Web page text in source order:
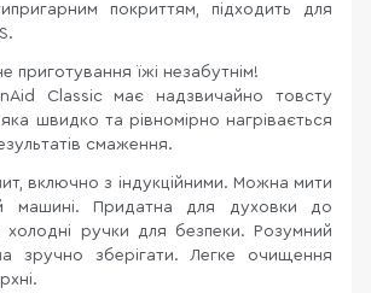
покриттям, підходить для
приготування їжі незабутнім!
Classic має надзвичайно товсту
швидко та рівномірно нагрівається
смаження.
включно з індукційними. Можна мити
машині. Придатна для духовки до
холодні ручки для безпеки. Розумний
зручно зберігати. Легке очищення